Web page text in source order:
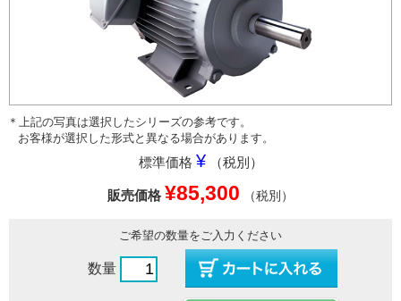
＊上記の写真は選択したシリーズの参考です。
お客様が選択した形式と異なる場合があります。
標準価格 ¥ （税別）
販売価格 ¥85,300 （税別）
ご希望の数量をご入力ください
数量